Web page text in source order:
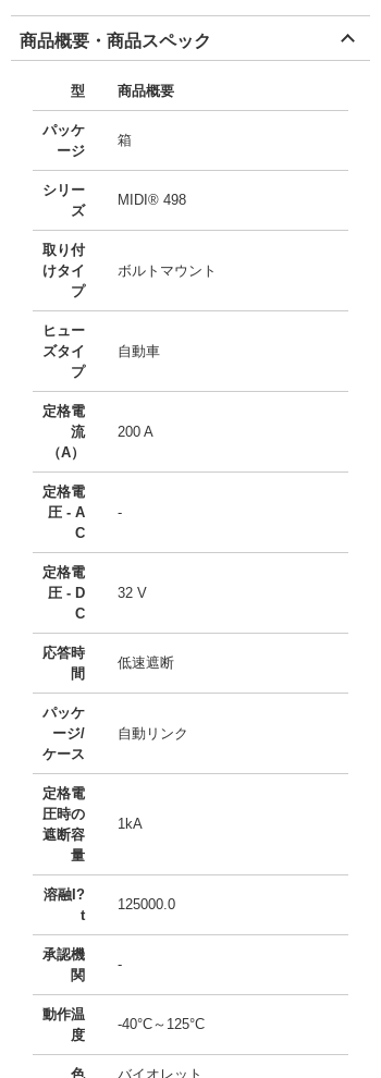
商品概要・商品スペック
型 商品概要
パッケ
ージ
箱
シリー
ズ
MIDI® 498
取り付
けタイ
プ
ボルトマウント
ヒュー
ズタイ
プ
自動車
定格電
流
（A）
200 A
定格電
圧 - A
C
-
定格電
圧 - D
C
32 V
応答時
間
低速遮断
パッケ
ージ/
ケース
自動リンク
定格電
圧時の
遮断容
量
1kA
溶融I?
t
125000.0
承認機
関
-
動作温
度
-40°C～125°C
色 バイオレット